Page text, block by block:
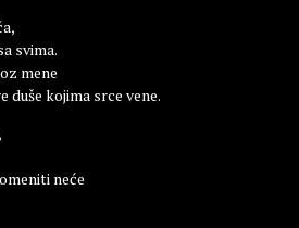
svima.
mene
duše kojima srce vene.
neće